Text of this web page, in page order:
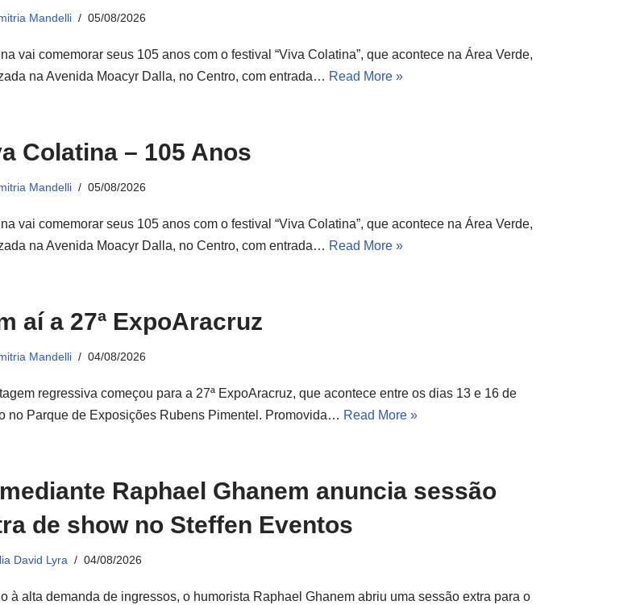
Mandelli 05/08/2026
vai comemorar seus 105 anos com o festival “Viva Colatina”, que acontece na Área Verde,
na Avenida Moacyr Dalla, no Centro, com entrada… Read More »
Colatina – 105 Anos
Mandelli 05/08/2026
vai comemorar seus 105 anos com o festival “Viva Colatina”, que acontece na Área Verde,
na Avenida Moacyr Dalla, no Centro, com entrada… Read More »
aí a 27ª ExpoAracruz
Mandelli 04/08/2026
regressiva começou para a 27ª ExpoAracruz, que acontece entre os dias 13 e 16 de
no Parque de Exposições Rubens Pimentel. Promovida… Read More »
Raphael Ghanem anuncia sessão
de show no Steffen Eventos
David Lyra 04/08/2026
à alta demanda de ingressos, o humorista Raphael Ghanem abriu uma sessão extra para o